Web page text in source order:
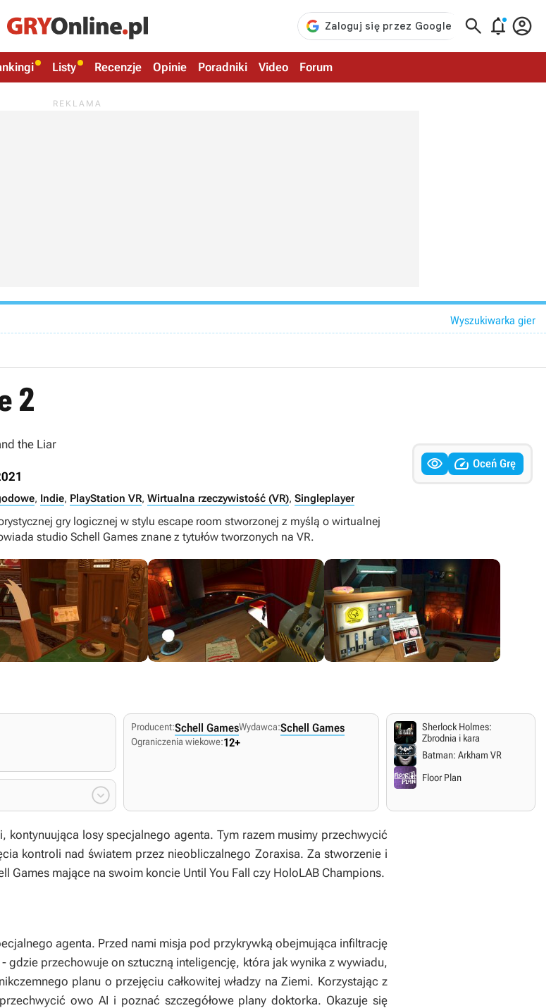
  
Listy Recenzje Opinie Poradniki Video Forum
Wyszukiwarka gier
2
the Liar
, Indie, PlayStation VR, Wirtualna rzeczywistość (VR), Singleplayer
gry logicznej w stylu escape room stworzonej z myślą o wirtualnej
studio Schell Games znane z tytułów tworzonych na VR.
  Oceń Grę

Producent:Schell GamesWydawca:Schell Games
Ograniczenia wiekowe:12+
Sherlock Holmes:
Zbrodnia i kara
Batman: Arkham VR
Floor Plan
kontynuująca losy specjalnego agenta. Tym razem musimy przechwycić
kontroli nad światem przez nieobliczalnego Zoraxisa. Za stworzenie i
Games mające na swoim koncie Until You Fall czy HoloLAB Champions.
agenta. Przed nami misja pod przykrywką obejmująca infiltrację
gdzie przechowuje on sztuczną inteligencję, która jak wynika z wywiadu,
planu o przejęciu całkowitej władzy na Ziemi. Korzystając z
owo AI i poznać szczegółowe plany doktorka. Okazuje się